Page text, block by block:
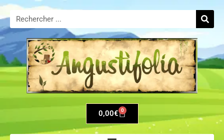
0,00€ 0